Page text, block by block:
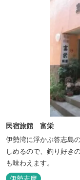
民宿旅館 富栄
伊勢湾に浮かぶ答志島
しめるので、釣り好き
も味わえます。